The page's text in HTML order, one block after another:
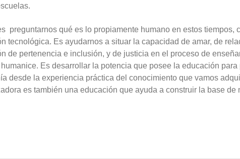
preguntarnos qué es lo propiamente humano en estos tiempos,
tecnológica. Es ayudarnos a situar la capacidad de amar, de
de pertenencia e inclusión, y de justicia en el proceso de
Es desarrollar la potencia que posee la educación para
desde la experiencia práctica del conocimiento que vamos
es también una educación que ayuda a construir la base de